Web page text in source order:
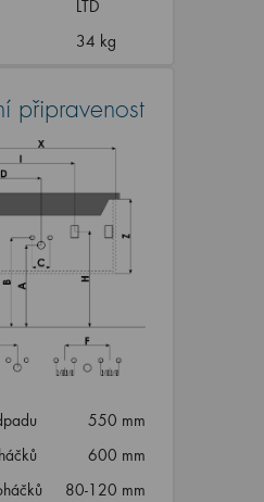
LTD
34 kg
připravenost
550 mm
600 mm
80-120 mm